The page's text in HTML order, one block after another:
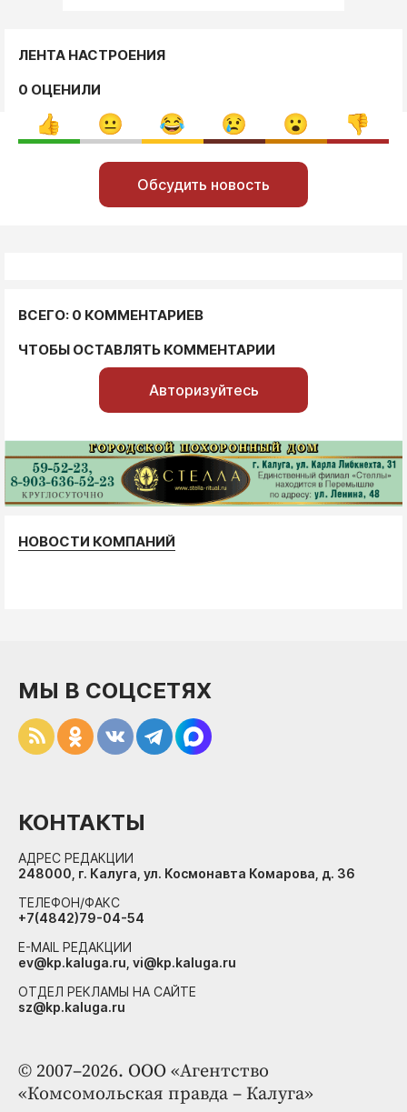
ЛЕНТА НАСТРОЕНИЯ
0 ОЦЕНИЛИ
Обсудить новость
ВСЕГО: 0 КОММЕНТАРИЕВ
ЧТОБЫ ОСТАВЛЯТЬ КОММЕНТАРИИ
Авторизуйтесь
НОВОСТИ КОМПАНИЙ
© 2007–2026. ООО «Агентство
«Комсомольская правда – Калуга»
МЫ В СОЦСЕТЯХ
КОНТАКТЫ
АДРЕС РЕДАКЦИИ
248000, г. Калуга, ул. Космонавта Комарова, д. 36
ТЕЛЕФОН/ФАКС
+7(4842)79-04-54
E-MAIL РЕДАКЦИИ
ev@kp.kaluga.ru, vi@kp.kaluga.ru
ОТДЕЛ РЕКЛАМЫ НА САЙТЕ
sz@kp.kaluga.ru